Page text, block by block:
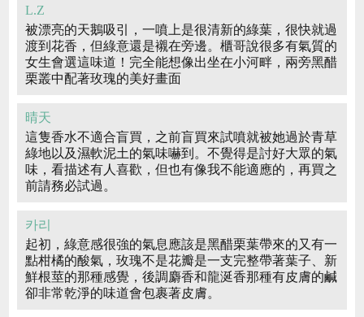
L.Z
被漂亮的天鵝吸引，一噴上是很清新的綠葉，很快就過
渡到花香，但綠意還是襯在旁邊。櫃哥說很多有氣質的
女生會選這味道！完全能想像出坐在小河畔，兩旁黑醋
栗叢中配著玫瑰的美好畫面
晴天
這隻香水不適合盲買，之前盲買來試噴就被她過於青草
綠地以及濕軟泥土的氣味嚇到。不覺得是討好大眾的氣
味，看描述有人喜歡，但也有像我不能適應的，再買之
前請務必試過。
카리
起初，綠意感很強的氣息應該是黑醋栗葉帶來的又有一
點柑橘的酸氣，玫瑰不是花瓣是一支完整帶著葉子、新
鮮根莖的那種感覺，後調麝香和龍涎香那種有皮膚的鹹
卻非常乾淨的味道會包裹著皮膚。